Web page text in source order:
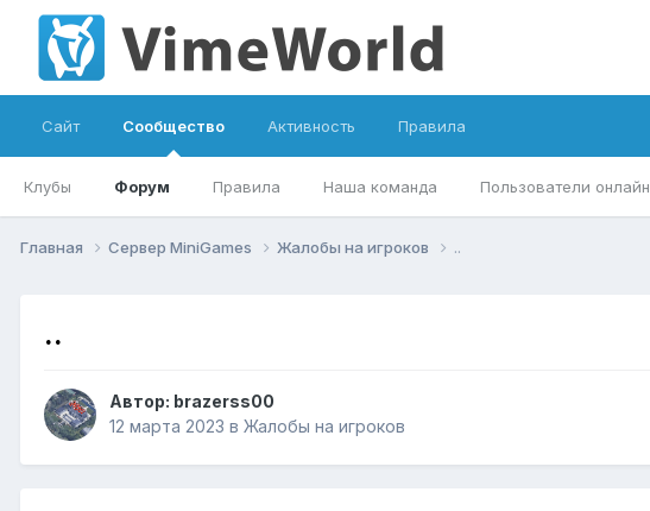
Сайт Сообщество
Клубы Форум Правила Наша команда Пользователи онлайн
Активность Правила
Главная Сервер MiniGames Жалобы на игроков ..
..
Автор: brazerss00
12 марта 2023 в Жалобы на игроков